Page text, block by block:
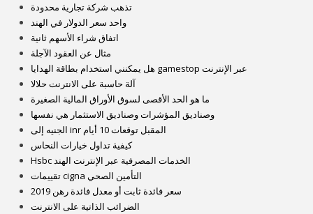
تذهب شركة تجارية محدودة
واحد سعر الدولار في الهند
اتفاق شراء الأسهم ثانية
مثال عن العقود الآجلة
هل يمكنني استخدام بطاقة الهدايا gamestop عبر الإنترنت
آلة حاسبة على الانترنت حلالا
ما هو الحد الأقصى لسوق الأوراق المالية الصغيرة
وصناديق المؤشرات وصناديق الاستثمار هي نفسها
الجنيه إلى inr المقبل توقعات 10 أيام
كيفية تداول خيارات النحاس
Hsbc الخدمات المصرفية عبر الإنترنت الهند
تقييمات cigna التأمين الصحي
سعر فائدة ثابت أو معدل فائدة رهن 2019
الضرائب الذاتية على الانترنت